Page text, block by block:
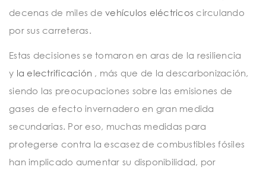
decenas de miles de vehículos eléctricos circulando
por sus carreteras.
Estas decisiones se tomaron en aras de la resiliencia
y la electrificación , más que de la descarbonización,
siendo las preocupaciones sobre las emisiones de
gases de efecto invernadero en gran medida
secundarias. Por eso, muchas medidas para
protegerse contra la escasez de combustibles fósiles
han implicado aumentar su disponibilidad, por